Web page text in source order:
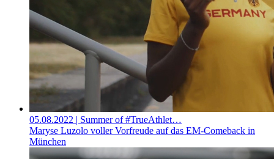
05.08.2022 | Summer of #TrueAthlet…
Maryse Luzolo voller Vorfreude auf das EM-Comeback in
München